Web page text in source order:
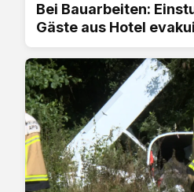
Bei Bauarbeiten:
Gäste aus Hotel